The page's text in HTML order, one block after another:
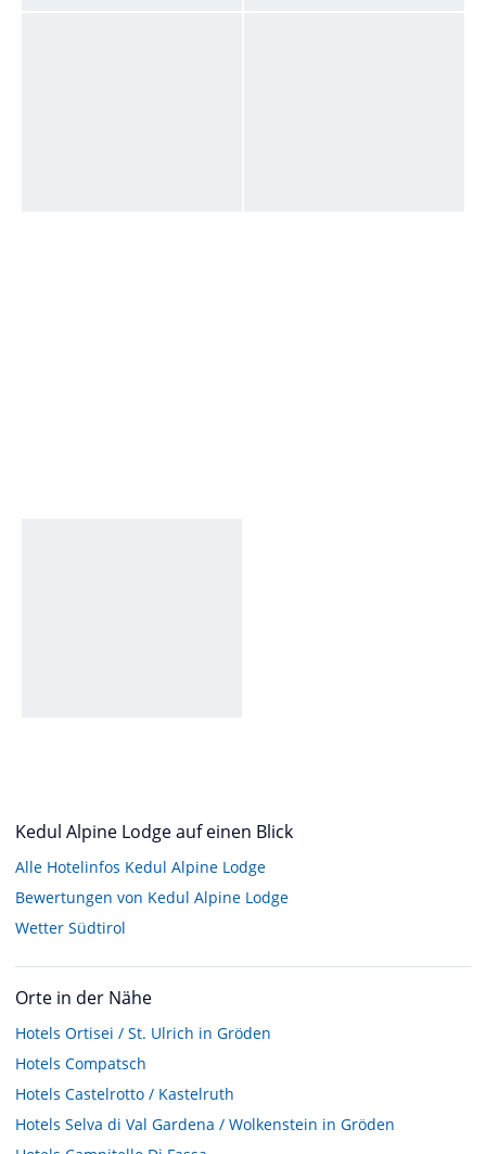
Kedul Alpine Lodge auf einen Blick
Alle Hotelinfos Kedul Alpine Lodge
Bewertungen von Kedul Alpine Lodge
Wetter Südtirol
Orte in der Nähe
Hotels Ortisei / St. Ulrich in Gröden
Hotels Compatsch
Hotels Castelrotto / Kastelruth
Hotels Selva di Val Gardena / Wolkenstein in Gröden